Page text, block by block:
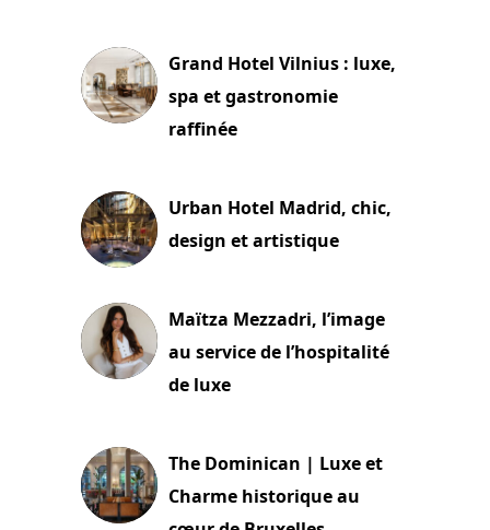
Grand Hotel Vilnius : luxe,
spa et gastronomie
raffinée
Urban Hotel Madrid, chic,
design et artistique
Maïtza Mezzadri, l’image
au service de l’hospitalité
de luxe
The Dominican | Luxe et
Charme historique au